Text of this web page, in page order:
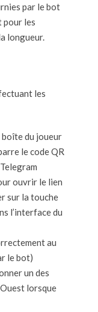
par le bot
pour les
longueur.
les
boîte du joueur
le code QR
ouvrir le lien
sur la touche
l’interface du
au
le bot)
un des
lorsque